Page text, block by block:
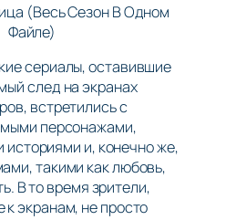
(Весь Сезон В Одном
Файле)
сериалы, оставившие
след на экранах
встретились с
персонажами,
и, конечно же,
такими как любовь,
В то время зрители,
к экранам, не просто